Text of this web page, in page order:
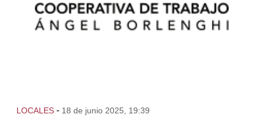
LOCALES - 18 de junio 2025, 19:39